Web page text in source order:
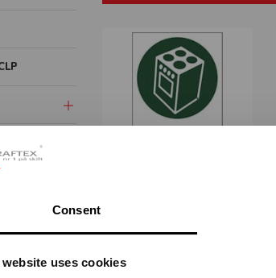
Consent
uses cookies